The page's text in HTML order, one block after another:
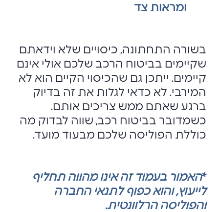
ומראות צד
בשורה התחתונה, כיסויים שלא וידאתם
שקיימים בביטוח הרכב שלכם אולי אינם
קיימים. ייתכן גם שהכיסוי הקיים הוא לא
המירבי. לא כדאי לגלות את זה בדיוק
ברגע שאתם ממש צריכים אותם.
כשמדובר בביטוח רכב, שווה לבדוק מה
כוללת הפוליסה שלכם מבעוד מועד.
*האמור בעמוד זה אינו מהווה תחליף
לייעוץ, והוא כפוף לתנאי החברה
והפוליסה הרלוונטית.